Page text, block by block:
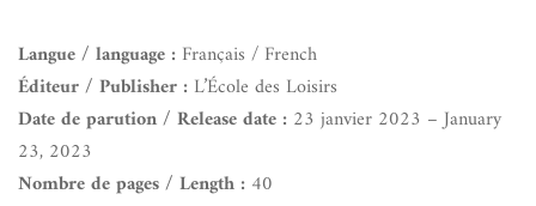
Langue / language : Français / French
Éditeur / Publisher : L’École des Loisirs
Date de parution / Release date : 23 janvier 2023 – January
23, 2023
Nombre de pages / Length : 40